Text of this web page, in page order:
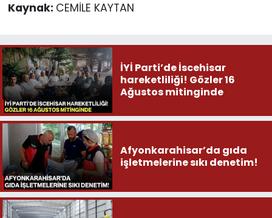
Kaynak: CEMİLE KAYTAN
İYİ Parti’de İscehisar
hareketliliği! Gözler 16
Ağustos mitinginde
Afyonkarahisar’da gıda
işletmelerine sıkı denetim!